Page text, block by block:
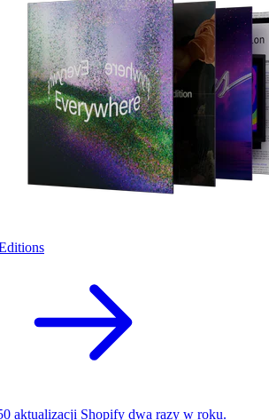
aktualizacji Shopify dwa razy w roku.